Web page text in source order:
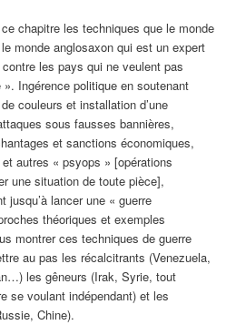
chapitre les techniques que le monde
monde anglosaxon qui est un expert
les pays qui ne veulent pas
». Ingérence politique en soutenant
couleurs et installation d’une
sous fausses bannières,
et sanctions économiques,
autres « psyops » [opérations
une situation de toute pièce],
jusqu’à lancer une « guerre
théoriques et exemples
montrer ces techniques de guerre
au pas les récalcitrants (Venezuela,
les gêneurs (Irak, Syrie, tout
se voulant indépendant) et les
Chine).